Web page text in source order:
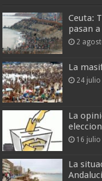
Ceuta:
pasan
2
La
24 julio
La
16 julio
La